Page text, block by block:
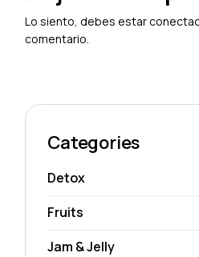
Lo siento, debes estar
comentario.
Categories
Detox
Fruits
Jam & Jelly